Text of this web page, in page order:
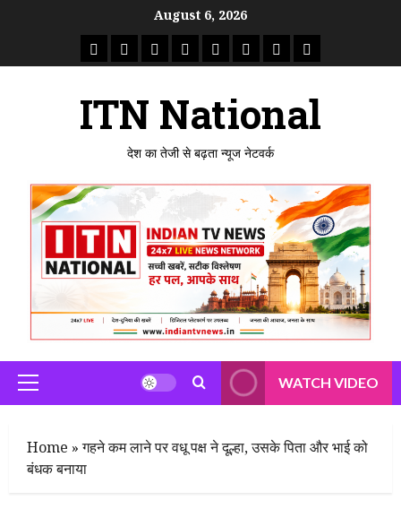
August 6, 2026
राष्ट्रीयताजा
उत्तर
मध्य
राजस्थान
पंजाब गुजरातमहाराष्ट्र
ITN National
देश का तेजी से बढ़ता न्यूज नेटवर्क
Primary
Menu
WATCH VIDEO
Home »गहने कम लाने पर वधू पक्ष ने दूल्हा, उसके पिता और भाई को
बंधक बनाया